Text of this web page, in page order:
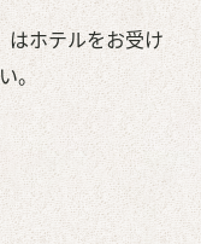
はホテルをお受け
。